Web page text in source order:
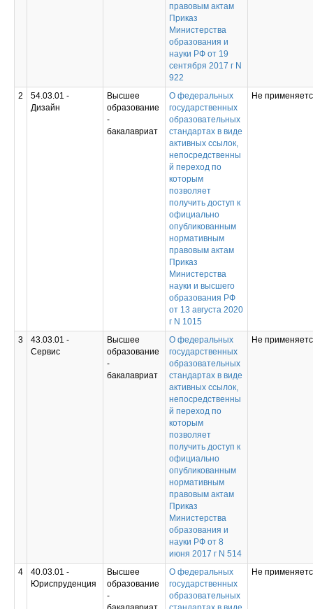
правовым актам
Приказ
Министерства
образования и
науки РФ от 19
сентября 2017 г N
922
2
54.03.01 -
Дизайн
Высшее
образование
-
бакалавриат
О федеральных
государственных
образовательных
стандартах в виде
активных ссылок,
непосредственны
й переход по
которым
позволяет
получить доступ к
официально
опубликованным
нормативным
правовым актам
Приказ
Министерства
науки и высшего
образования РФ
от 13 августа 2020
г N 1015
Не
3
43.03.01 -
Сервис
Высшее
образование
-
бакалавриат
О федеральных
государственных
образовательных
стандартах в виде
активных ссылок,
непосредственны
й переход по
которым
позволяет
получить доступ к
официально
опубликованным
нормативным
правовым актам
Приказ
Министерства
образования и
науки РФ от 8
июня 2017 г N 514
Не
4
40.03.01 -
Юриспруденция
Высшее
образование
-
О федеральных
государственных
образовательных
Не